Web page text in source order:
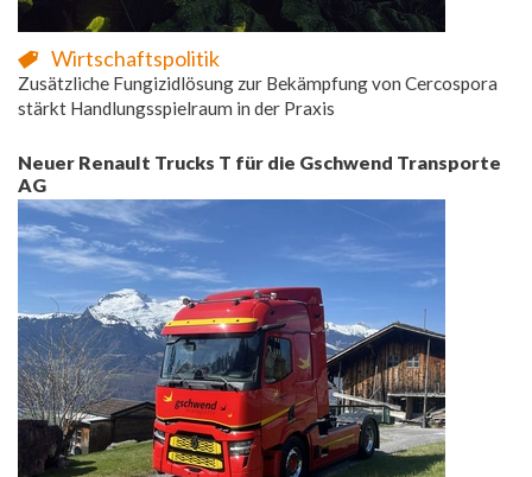
Wirtschaftspolitik
Zusätzliche Fungizidlösung zur Bekämpfung von Cercospora
stärkt Handlungsspielraum in der Praxis
Neuer Renault Trucks T für die Gschwend Transporte
AG